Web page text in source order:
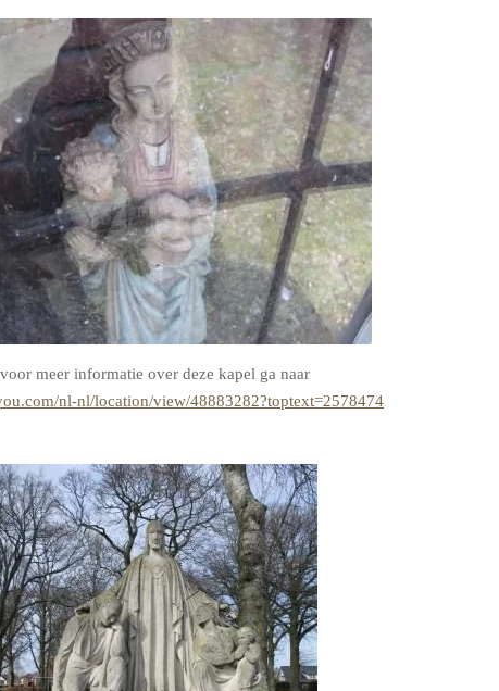
voor meer informatie over deze kapel ga naar
nl-nl/location/view/48883282?toptext=2578474